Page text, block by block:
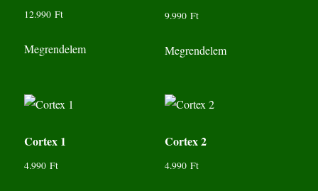
12.990Ft
Megrendelem
9.990 Ft
Megrendelem
Cortex 1
4.990Ft
Cortex 2
4.990 Ft